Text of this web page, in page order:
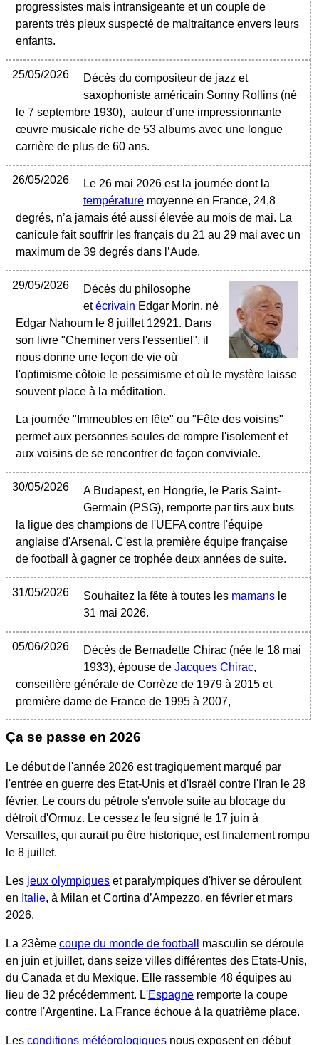
progressistes mais intransigeante et un couple de
parents très pieux suspecté de maltraitance envers leurs
enfants.
25/05/2026
Décès du compositeur de jazz et
saxophoniste américain Sonny Rollins (né
le 7 septembre 1930), auteur d’une impressionnante
œuvre musicale riche de 53 albums avec une longue
carrière de plus de 60 ans.
26/05/2026
Le 26 mai 2026 est la journée dont la
température moyenne en France, 24,8
degrés, n’a jamais été aussi élevée au mois de mai. La
canicule fait souffrir les français du 21 au 29 mai avec un
maximum de 39 degrés dans l’Aude.
29/05/2026
Décès du philosophe
etécrivain Edgar Morin, né
Edgar Nahoum le 8 juillet 12921. Dans
son livre "Cheminer vers l'essentiel", il
nous donne une leçon de vie où
l'optimisme côtoie le pessimisme et où le mystère laisse
souvent place à la méditation.
La journée "Immeubles en fête" ou "Fête des voisins"
permet aux personnes seules de rompre l'isolement et
aux voisins de se rencontrer de façon conviviale.
30/05/2026
A Budapest, en Hongrie, le Paris Saint-
Germain (PSG), remporte par tirs aux buts
la ligue des champions de l'UEFA contre l'équipe
anglaise d'Arsenal. C'est la première équipe française
de football à gagner ce trophée deux années de suite.
31/05/2026 Souhaitez la fête à toutes les mamans le
31 mai 2026.
05/06/2026
Décès de Bernadette Chirac (née le 18 mai
1933), épouse de Jacques Chirac,
conseillère générale de Corrèze de 1979 à 2015 et
première dame de France de 1995 à 2007,
Ça se passe en 2026
Le début de l'année 2026 est tragiquement marqué par
l'entrée en guerre des Etat-Unis et d'Israël contre l'Iran le 28
février. Le cours du pétrole s'envole suite au blocage du
détroit d'Ormuz. Le cessez le feu signé le 17 juin à
Versailles, qui aurait pu être historique, est finalement rompu
le 8 juillet.
Les jeux olympiques et paralympiques d'hiver se déroulent
en Italie, à Milan et Cortina d’Ampezzo, en février et mars
2026.
La 23ème coupe du monde de football
masculin se déroule
en juin et juillet, dans seize villes différentes des Etats-Unis,
du Canada et du Mexique. Elle rassemble 48 équipes au
lieu de 32 précédemment. L'Espagne remporte la coupe
contre l'Argentine. La France échoue à la quatrième place.
Les conditions météorologiques nous exposent en début